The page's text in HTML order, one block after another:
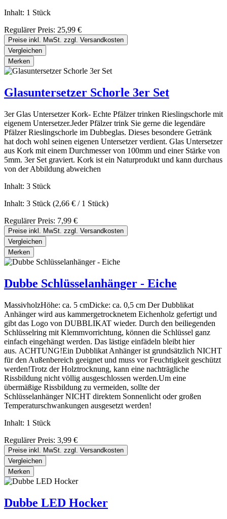
Inhalt: 1 Stück
Regulärer Preis: 25,99 €
Preise inkl. MwSt. zzgl. Versandkosten
Vergleichen
Merken
Glasuntersetzer Schorle 3er Set
3er Glas Untersetzer Kork- Echte Pfälzer trinken Rieslingschorle mit
eigenem Untersetzer.Jeder Pfälzer trink Sie gerne die legendäre
Pfälzer Rieslingschorle im Dubbeglas. Dieses besondere Getränk
hat doch wohl seinen eigenen Untersetzer verdient. Glas Untersetzer
aus Kork mit einem Durchmesser von 100mm und einer Stärke von
5mm. 3er Set graviert. Kork ist ein Naturprodukt und kann durchaus
von der Abbildung abweichen
Inhalt: 3 Stück
Inhalt: 3 Stück (2,66 € / 1 Stück)
Regulärer Preis: 7,99 €
Preise inkl. MwSt. zzgl. Versandkosten
Vergleichen
Merken
Dubbe Schlüsselanhänger - Eiche
MassivholzHöhe: ca. 5 cmDicke: ca. 0,5 cm Der Dubblikat
Anhänger wird aus kammergetrocknetem Eichenholz gefertigt und
gibt das Logo von DUBBLIKAT wieder. Durch den beiliegenden
Schlüsselring mit Klemmvorrichtung, können die Schlüssel ganz
einfach eingehängt werden. Das lästige einfädeln bleibt hier
aus. ACHTUNG!Ein Dubblikat Anhänger ist grundsätzlich NICHT
für den Außenbereich geeignet und muss vor Feuchtigkeit geschützt
werden!Trotz der Holztrocknung, kann eine nachträgliche
Rissbildung nicht völlig ausgeschlossen werden.Um eine
übermäßige Rissbildung zu vermeiden, sollte der
Schlüsselanhänger NICHT direktem Sonnenlicht oder großen
Temperaturschwankungen ausgesetzt werden!
Inhalt: 1 Stück
Regulärer Preis: 3,99 €
Preise inkl. MwSt. zzgl. Versandkosten
Vergleichen
Merken
Dubbe LED Hocker